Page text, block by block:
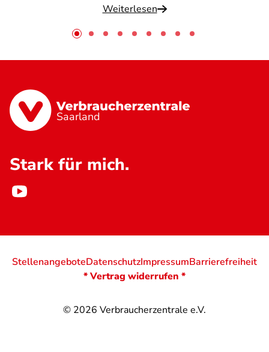
Weiterlesen
Saarland
Stark für mich.
© 2026 Verbraucherzentrale e.V.
StellenangeboteDatenschutzImpressumBarrierefreiheit
* Vertrag widerrufen *